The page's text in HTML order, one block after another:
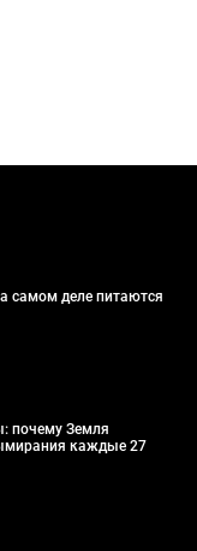
самом деле питаются
почему Земля
каждые 27